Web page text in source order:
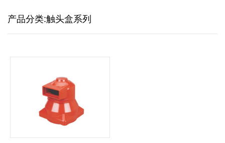
产品分类:触头盒系列